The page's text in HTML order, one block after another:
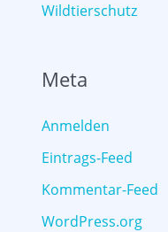
Wildtierschutz
Meta
Anmelden
Eintrags-Feed
Kommentar-Feed
WordPress.org